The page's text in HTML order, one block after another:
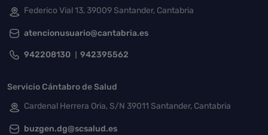
Federico Vial 13, 39009 Santander, Cantabria
atencionusuario@cantabria.es
942208130 942395562
Servicio Cántabro de Salud
Cardenal Herrera Oria, S/N 39011 Santander, Cantabria
buzgen.dg@scsalud.es